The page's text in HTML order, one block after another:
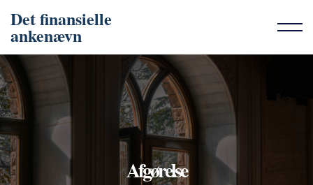
Det finansielle
ankenævn
Afgørelse